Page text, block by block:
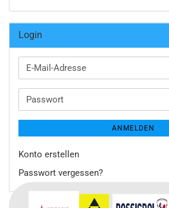
Login
E-
Mail-
Passwort
ANMELDEN
Konto erstellen
Passwort vergessen?